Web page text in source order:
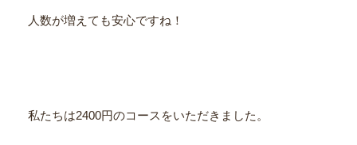
人数が増えても安心ですね！
私たちは2400円のコースをいただきました。